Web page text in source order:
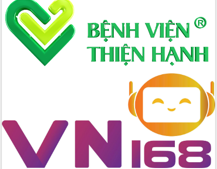
Ứng dụng sinh trắc học - Bước tiến
trong hành trình chuyển đổi số tại Đắk
Lắk
Đắk Lắk nâng cao hiệu quả công tác
Đảng từ Sổ tay đảng viên điện tử
Đắk Lắk đẩy mạnh nuôi biển công
nghệ, hướng tới phát triển thủy sản
Đắk Lắk phát động hưởng ứng Ngày
Quyền của người tiêu dùng Việt Nam
2026
Đẩy mạnh cải cách hành chính, quyết
tâm đạt được mục tiêu tăng trưởng